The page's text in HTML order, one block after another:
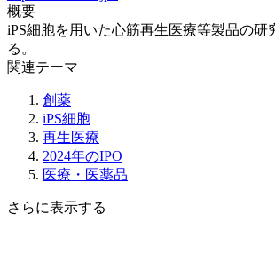
概要
iPS細胞を用いた心筋再生医療等製品の研
る。
関連テーマ
創薬
iPS細胞
再生医療
2024年のIPO
医療・医薬品
さらに表示する